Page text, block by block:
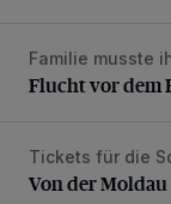
Flucht vor dem
Familie musste
Flucht vor dem
Von der
Tickets für die
Von der